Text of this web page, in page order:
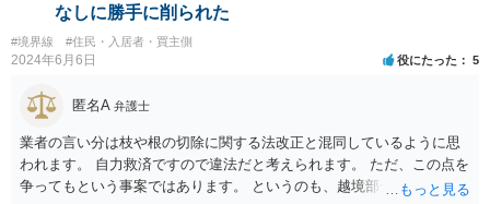
なしに勝手に削られた
#境界線 #住民・入居者・買主側
2024年6月6日 役にたった 5
匿名A 弁護士
業者の言い分は枝や根の切除に関する法改正と混同しているように思
われます。 自力救済ですので違法だと考えられます。 ただ、この点を
争ってもという事案ではあります。 というのも、越境部分の解消に関